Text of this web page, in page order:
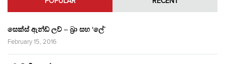
සෙක්ස් ඇන්ඩ් ලව් – බ්‍රා සහ ‘ලේ’
February 15, 2016